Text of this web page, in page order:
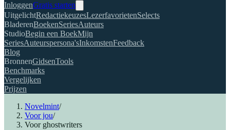
InloggenGratis starten
UitgelichtRedactiekeuzesLezerfavorietenSelects
BladerenBoekenSeriesAuteurs
StudioBegin een BoekMijn
SeriesAuteurspersona'sInkomstenFeedback
Blog
BronnenGidsenTools
Benchmarks
Vergelijken
Prijzen
Novelmint/
Voor jou/
Voor ghostwriters